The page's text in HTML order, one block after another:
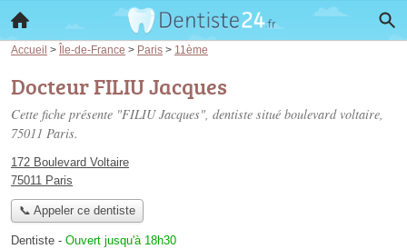
Accueil > Île-de-France > Paris > 11ème
Docteur FILIU Jacques
Cette fiche présente "FILIU Jacques", dentiste situé boulevard voltaire,
75011 Paris.
172 Boulevard Voltaire
75011 Paris
📞 Appeler ce dentiste
Dentiste - Ouvert jusqu'à 18h30